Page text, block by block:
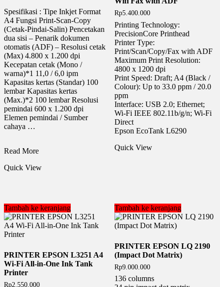
Spesifikasi : Tipe Inkjet Format
A4 Fungsi Print-Scan-Copy
(Cetak-Pindai-Salin) Pencetakan
dua sisi – Penarik dokumen
otomatis (ADF) – Resolusi cetak
(Max) 4.800 x 1.200 dpi
Kecepatan cetak (Mono /
warna)*1 11,0 / 6,0 ipm
Kapasitas kertas (Standar) 100
lembar Kapasitas kertas
(Max.)*2 100 lembar Resolusi
pemindai 600 x 1.200 dpi
Elemen pemindai / Sumber
cahaya …
PRINTER
G2730
Read More
Quick View
Rp5.400.000
Printing Technology:
PrecisionCore Printhead
Printer Type:
Print/Scan/Copy/Fax with ADF
Maximum Print Resolution:
4800 x 1200 dpi
Print Speed: Draft; A4 (Black /
Colour): Up to 33.0 ppm / 20.0
ppm
Interface: USB 2.0; Ethernet;
Wi-Fi IEEE 802.11b/g/n; Wi-Fi
Direct
Epson EcoTank L6290
Quick View
Tambah ke keranjang
PRINTER EPSON L3251 A4
Wi-Fi All-in-One Ink Tank
Printer
Rp2.550.000
Tambah ke keranjang
PRINTER EPSON LQ 2190
(Impact Dot Matrix)
Rp9.000.000
136 columns